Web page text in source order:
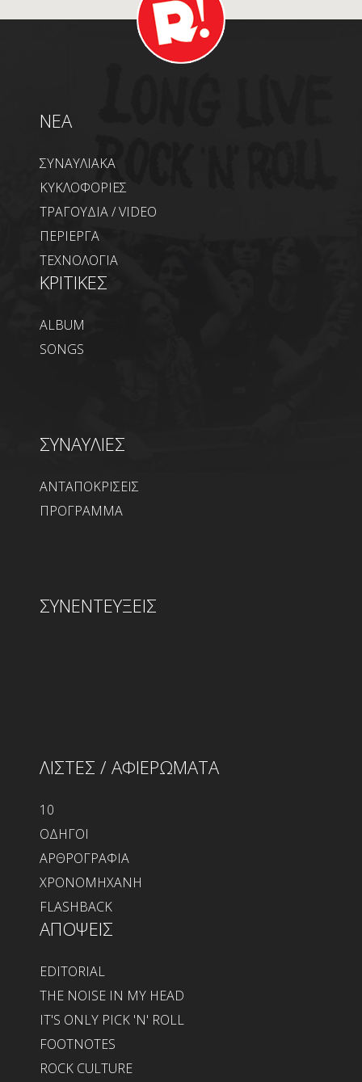
NEA
ΣΥΝΑΥΛΙΑΚΑ
ΚΥΚΛΟΦΟΡΙΕΣ
ΤΡΑΓΟΥΔΙΑ / VIDEO
ΠΕΡΙΕΡΓΑ
ΤΕΧΝΟΛΟΓΙΑ
ΚΡΙΤΙΚΕΣ
ALBUM
SONGS
ΣΥΝΑΥΛΙΕΣ
ΑΝΤΑΠΟΚΡΙΣΕΙΣ
ΠΡΟΓΡΑΜΜΑ
ΣΥΝΕΝΤΕΥΞΕΙΣ
ΛΙΣΤΕΣ / ΑΦΙΕΡΩΜΑΤΑ
10
ΟΔΗΓΟΙ
ΑΡΘΡΟΓΡΑΦΙΑ
ΧΡΟΝΟΜΗΧΑΝΗ
FLASHBACK
ΑΠΟΨΕΙΣ
EDITORIAL
THE NOISE IN MY HEAD
IT'S ONLY PICK 'N' ROLL
FOOTNOTES
ROCK CULTURE